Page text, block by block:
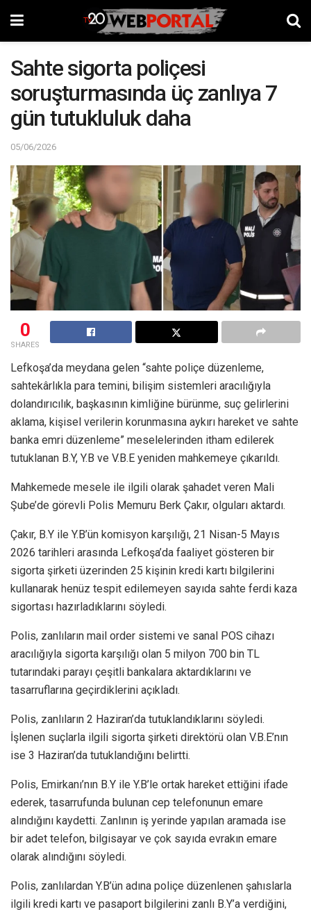
Sahte sigorta poliçesi
soruşturmasında üç zanlıya 7
gün tutukluluk daha
05/06/2026
0
SHARES
Lefkoşa’da meydana gelen “sahte poliçe düzenleme,
sahtekârlıkla para temini, bilişim sistemleri aracılığıyla
dolandırıcılık, başkasının kimliğine bürünme, suç gelirlerini
aklama, kişisel verilerin korunmasına aykırı hareket ve sahte
banka emri düzenleme” meselelerinden itham edilerek
tutuklanan B.Y, Y.B ve V.B.E yeniden mahkemeye çıkarıldı.
Mahkemede mesele ile ilgili olarak şahadet veren Mali
Şube’de görevli Polis Memuru Berk Çakır, olguları aktardı.
Çakır, B.Y ile Y.B’ün komisyon karşılığı, 21 Nisan-5 Mayıs
2026 tarihleri arasında Lefkoşa’da faaliyet gösteren bir
sigorta şirketi üzerinden 25 kişinin kredi kartı bilgilerini
kullanarak henüz tespit edilemeyen sayıda sahte ferdi kaza
sigortası hazırladıklarını söyledi.
Polis, zanlıların mail order sistemi ve sanal POS cihazı
aracılığıyla sigorta karşılığı olan 5 milyon 700 bin TL
tutarındaki parayı çeşitli bankalara aktardıklarını ve
tasarruflarına geçirdiklerini açıkladı.
Polis, zanlıların 2 Haziran’da tutuklandıklarını söyledi.
İşlenen suçlarla ilgili sigorta şirketi direktörü olan V.B.E’nın
ise 3 Haziran’da tutuklandığını belirtti.
Polis, Emirkanı’nın B.Y ile Y.B’le ortak hareket ettiğini ifade
ederek, tasarrufunda bulunan cep telefonunun emare
alındığını kaydetti. Zanlının iş yerinde yapılan aramada ise
bir adet telefon, bilgisayar ve çok sayıda evrakın emare
olarak alındığını söyledi.
Polis, zanlılardan Y.B’ün adına poliçe düzenlenen şahıslarla
ilgili kredi kartı ve pasaport bilgilerini zanlı B.Y’a verdiğini,